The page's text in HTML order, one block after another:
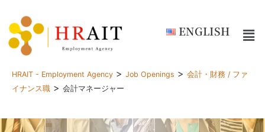
ENGLISH
HRAIT - Employment Agency > Job Openings > 会計・財務 / ファ
イナンス職 > 会計マネージャー